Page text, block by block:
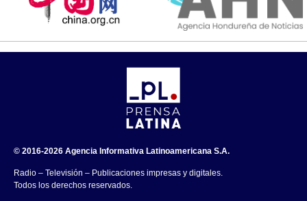
© 2016-2026 Agencia Informativa Latinoamericana S.A.
Radio – Televisión – Publicaciones impresas y digitales.
Todos los derechos reservados.